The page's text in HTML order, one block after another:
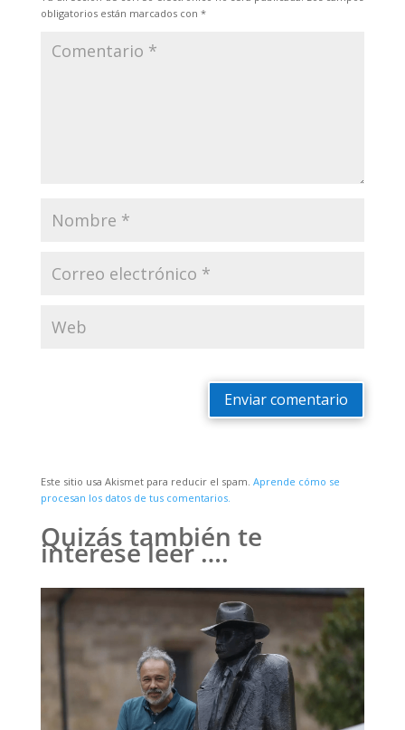
obligatorios están marcados con *
Enviar comentario
Este sitio usa Akismet para reducir el spam. Aprende cómo se
procesan los datos de tus comentarios.
Quizás también te
interese leer ….